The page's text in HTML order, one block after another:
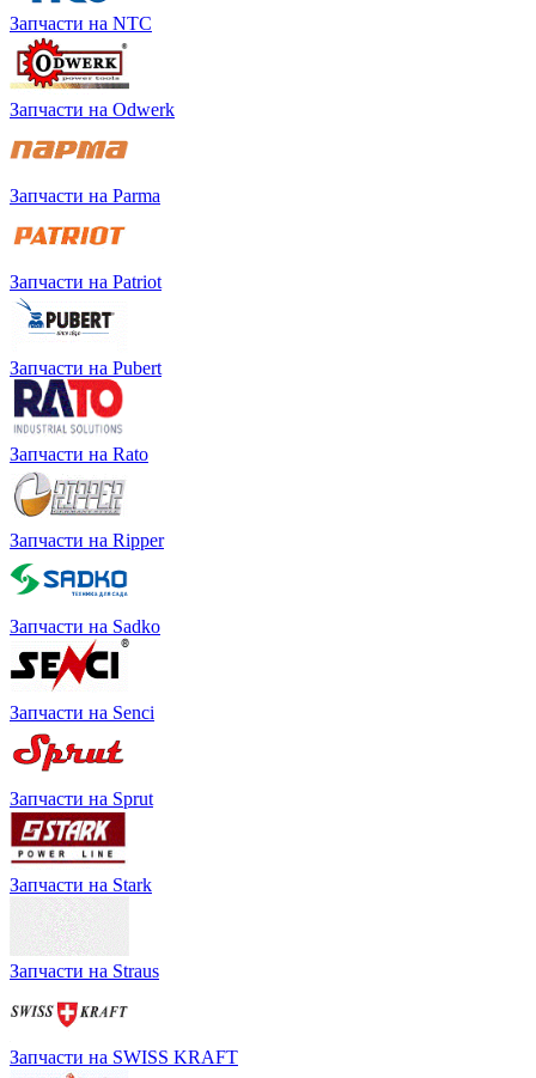
Запчасти на NTC
Запчасти на Odwerk
Запчасти на Parma
Запчасти на Patriot
Запчасти на Pubert
Запчасти на Rato
Запчасти на Ripper
Запчасти на Sadko
Запчасти на Senci
Запчасти на Sprut
Запчасти на Stark
Запчасти на Straus
Запчасти на SWISS KRAFT